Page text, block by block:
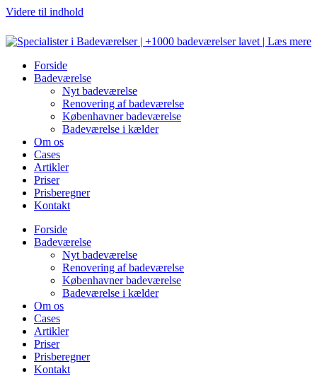
Videre til indhold
Forside
Badeværelse
Nyt badeværelse
Renovering af badeværelse
Københavner badeværelse
Badeværelse i kælder
Om os
Cases
Artikler
Priser
Prisberegner
Kontakt
Forside
Badeværelse
Nyt badeværelse
Renovering af badeværelse
Københavner badeværelse
Badeværelse i kælder
Om os
Cases
Artikler
Priser
Prisberegner
Kontakt